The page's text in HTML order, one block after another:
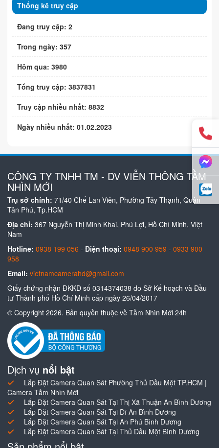
Thống kê truy cập
Đang truy cập: 2
Trong ngày: 357
Hôm qua: 3980
Tổng truy cập: 3837831
Truy cập nhiều nhất: 8832
Ngày nhiều nhất: 01.02.2023
CÔNG TY TNHH TM - DV VIỄN THÔNG TẦM
NHÌN MỚI
Trụ sở chính: 71/40 Chế Lan Viên, Phường Tây Thạnh, Quận
Tân Phú, Tp.HCM
Địa chỉ: 367 Nguyễn Thị Minh Khai, Phú Lợi, Hồ Chí Minh, Việt
Nam
Hotline: 0938 199 056 - Điện thoại: 0948 900 959 - 0933 900
958
Email: vietnamcamerahd@gmail.com
Giấy chứng nhận ĐKKD số 0314374038 do Sở Kế hoạch và Đầu
tư Thành phố Hồ Chí Minh cấp ngày 26/04/2017
© Copyright 2026. Bản quyền thuộc về Tầm Nhìn Mới 24h
Dịch vụ nổi bật
Lắp Đặt Camera Quan Sát Phường Thủ Dầu Một TP.HCM |
Camera Tầm Nhìn Mới
Lắp Đặt Camera Quan Sát Tại Thị Xã Thuận An Bình Dương
Lắp Đặt Camera Quan Sát Tại Dĩ An Bình Dương
Lắp Đặt Camera Quan Sát Tại An Phú Bình Dương
Lắp Đặt Camera Quan Sát Tại Thủ Dầu Một Bình Dương